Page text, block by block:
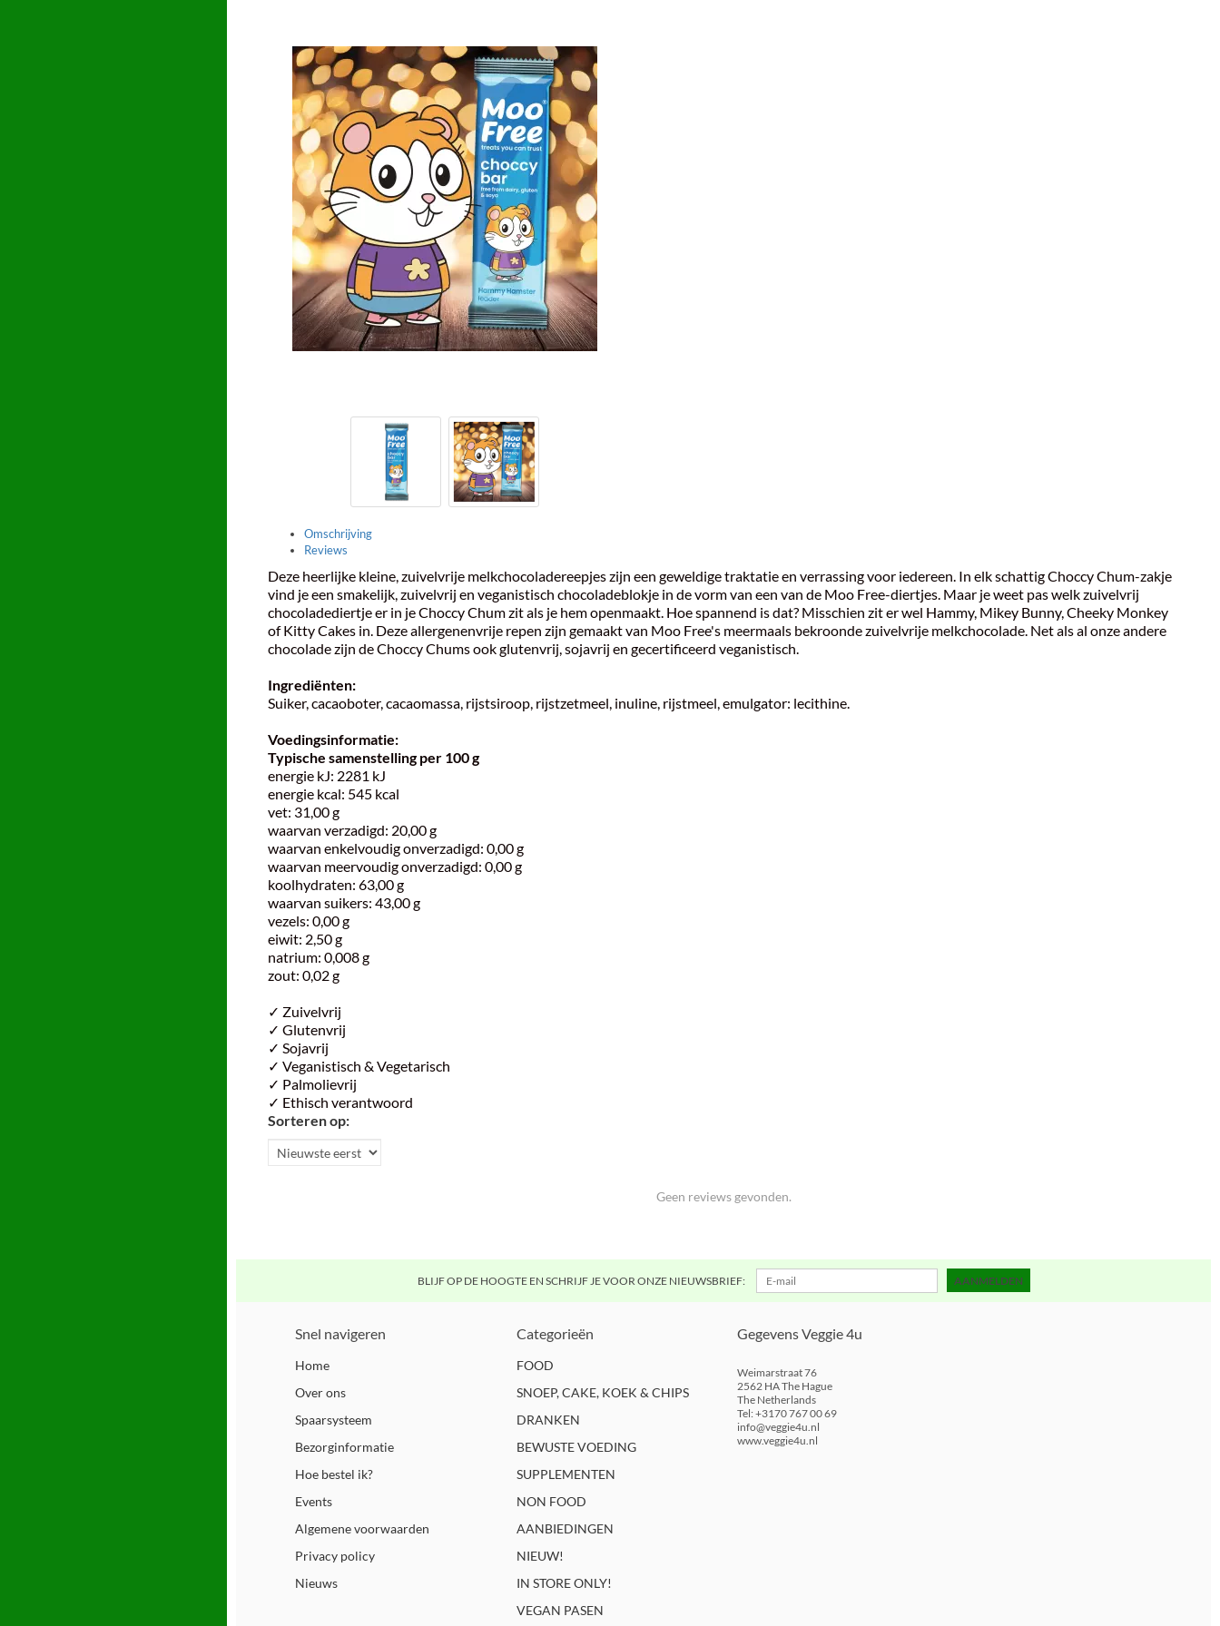
Omschrijving
Reviews
Deze heerlijke kleine, zuivelvrije melkchocoladereepjes zijn een geweldige traktatie en verrassing voor iedereen. In elk schattig Choccy Chum-zakje
vind je een smakelijk, zuivelvrij en veganistisch chocoladeblokje in de vorm van een van de Moo Free-diertjes. Maar je weet pas welk zuivelvrij
chocoladediertje er in je Choccy Chum zit als je hem openmaakt. Hoe spannend is dat? Misschien zit er wel Hammy, Mikey Bunny, Cheeky Monkey
of Kitty Cakes in. Deze allergenenvrije repen zijn gemaakt van Moo Free's meermaals bekroonde zuivelvrije melkchocolade. Net als al onze andere
chocolade zijn de Choccy Chums ook glutenvrij, sojavrij en gecertificeerd veganistisch.
Ingrediënten:
Suiker, cacaoboter, cacaomassa, rijstsiroop, rijstzetmeel, inuline, rijstmeel, emulgator: lecithine.
Voedingsinformatie:
Typische samenstelling per 100 g
energie kJ: 2281 kJ
energie kcal: 545 kcal
vet: 31,00 g
waarvan verzadigd: 20,00 g
waarvan enkelvoudig onverzadigd: 0,00 g
waarvan meervoudig onverzadigd: 0,00 g
koolhydraten: 63,00 g
waarvan suikers: 43,00 g
vezels: 0,00 g
eiwit: 2,50 g
natrium: 0,008 g
zout: 0,02 g
✓ Zuivelvrij
✓ Glutenvrij
✓ Sojavrij
✓ Veganistisch & Vegetarisch
✓ Palmolievrij
✓ Ethisch verantwoord
Sorteren op:
Geen reviews gevonden.
BLIJF OP DE HOOGTE EN SCHRIJF JE VOOR ONZE NIEUWSBRIEF: AANMELDEN
Snel navigeren
Home
Over ons
Spaarsysteem
Bezorginformatie
Hoe bestel ik?
Events
Algemene voorwaarden
Privacy policy
Nieuws
Categorieën
FOOD
SNOEP, CAKE, KOEK & CHIPS
DRANKEN
BEWUSTE VOEDING
SUPPLEMENTEN
NON FOOD
AANBIEDINGEN
NIEUW!
IN STORE ONLY!
VEGAN PASEN
Gegevens Veggie 4u
Weimarstraat 76
2562 HA The Hague
The Netherlands
Tel: +3170 767 00 69
info@veggie4u.nl
www.veggie4u.nl